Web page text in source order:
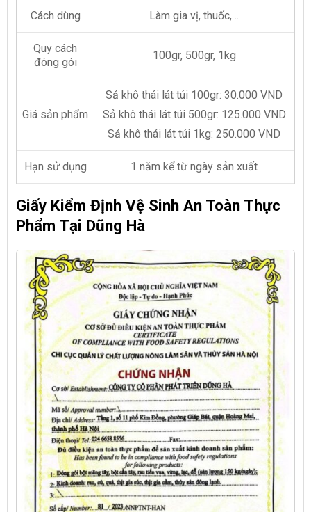
Cách dùng Làm gia vị, thuốc,…
Quy cách
đóng gói
100gr, 500gr, 1kg
Giá sản phẩm
Sả khô thái lát túi 100gr: 30.000 VND
Sả khô thái lát túi 500gr: 125.000 VND
Sả khô thái lát túi 1kg: 250.000 VND
Hạn sử dụng 1 năm kể từ ngày sản xuất
Giấy Kiểm Định Vệ Sinh An Toàn Thực
Phẩm Tại Dũng Hà